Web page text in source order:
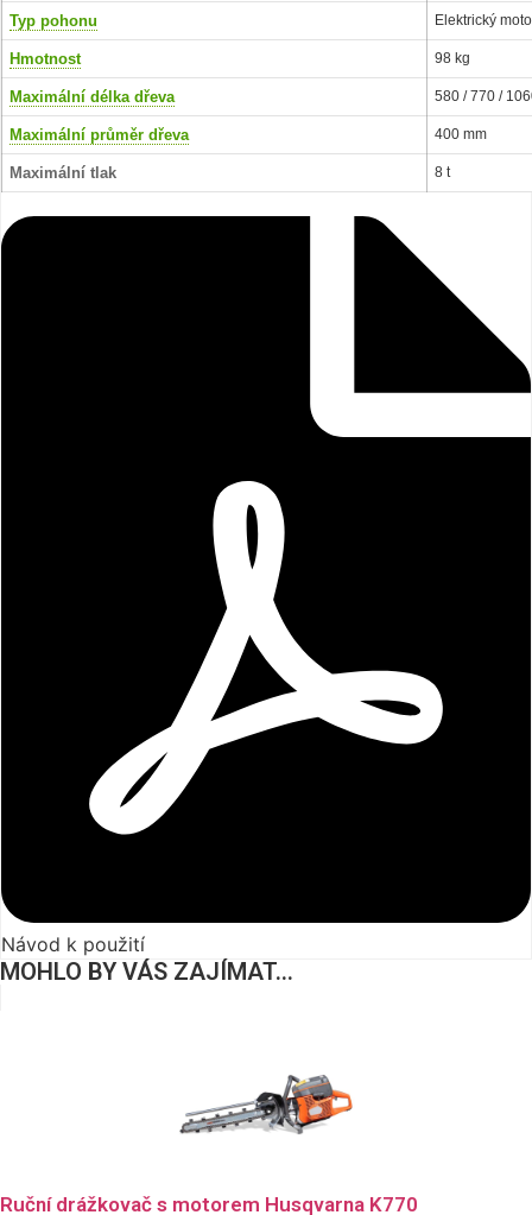
Typ pohonu Elektrický
Hmotnost 98 kg
Maximální délka dřeva 580 / 770 /
Maximální průměr dřeva 400 mm
Maximální tlak 8 t
Návod k použití
MOHLO BY VÁS ZAJÍMAT...
Ruční drážkovač s motorem Husqvarna K770